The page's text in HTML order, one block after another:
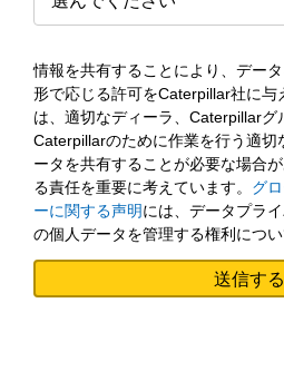
情報を共有することにより、デー
形で応じる許可をCaterpillar社に与
は、適切なディーラ、Caterpillarグ
Caterpillarのために作業を行う適切
ータを共有することが必要な場合
る責任を重要に考えています。 グ
ーに関する声明には、データプラ
の個人データを管理する権利につい